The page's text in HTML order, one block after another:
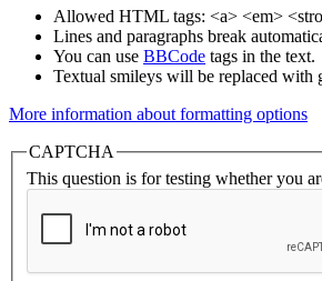
Allowed HTML tags: <a> <em>
Lines and paragraphs break
You can use BBCode tags in the text.
Textual smileys will be replaced with
More information about formatting options
CAPTCHA
This question is for testing whether you